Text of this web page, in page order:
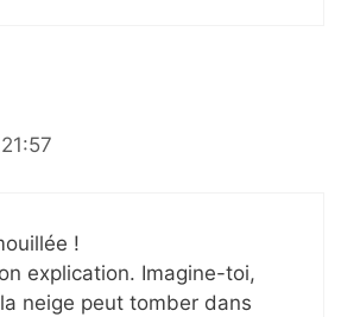
!
explication. Imagine-toi,
neige peut tomber dans